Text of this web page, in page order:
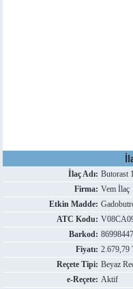
İlaç Adı: Butorast
Firma: Vem İlaç
Etkin Madde:
ATC Kodu:
Barkod:
Fiyatı: 2.679,79
Reçete Tipi: Beyaz
e-Reçete: Aktif